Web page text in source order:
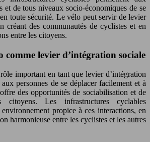
et de tous niveaux socio-économiques de se
toute sécurité. Le vélo peut servir de levier
créant des communautés de cyclistes et en
entre les citoyens.
levier d’intégration sociale
important en tant que levier d’intégration
personnes de se déplacer facilement et à
des opportunités de sociabilisation et de
citoyens. Les infrastructures cyclables
propice à ces interactions, en
harmonieuse entre les cyclistes et les autres